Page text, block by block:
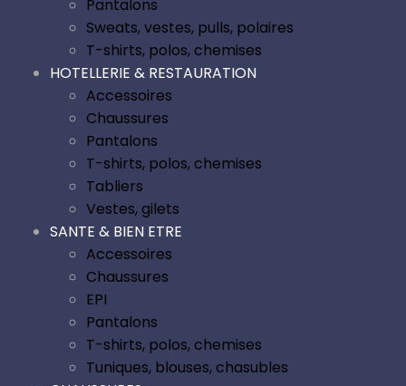
Pantalons
Sweats, vestes, pulls, polaires
T-shirts, polos, chemises
HOTELLERIE & RESTAURATION
Accessoires
Chaussures
Pantalons
T-shirts, polos, chemises
Tabliers
Vestes, gilets
SANTE & BIEN ETRE
Accessoires
Chaussures
EPI
Pantalons
T-shirts, polos, chemises
Tuniques, blouses, chasubles